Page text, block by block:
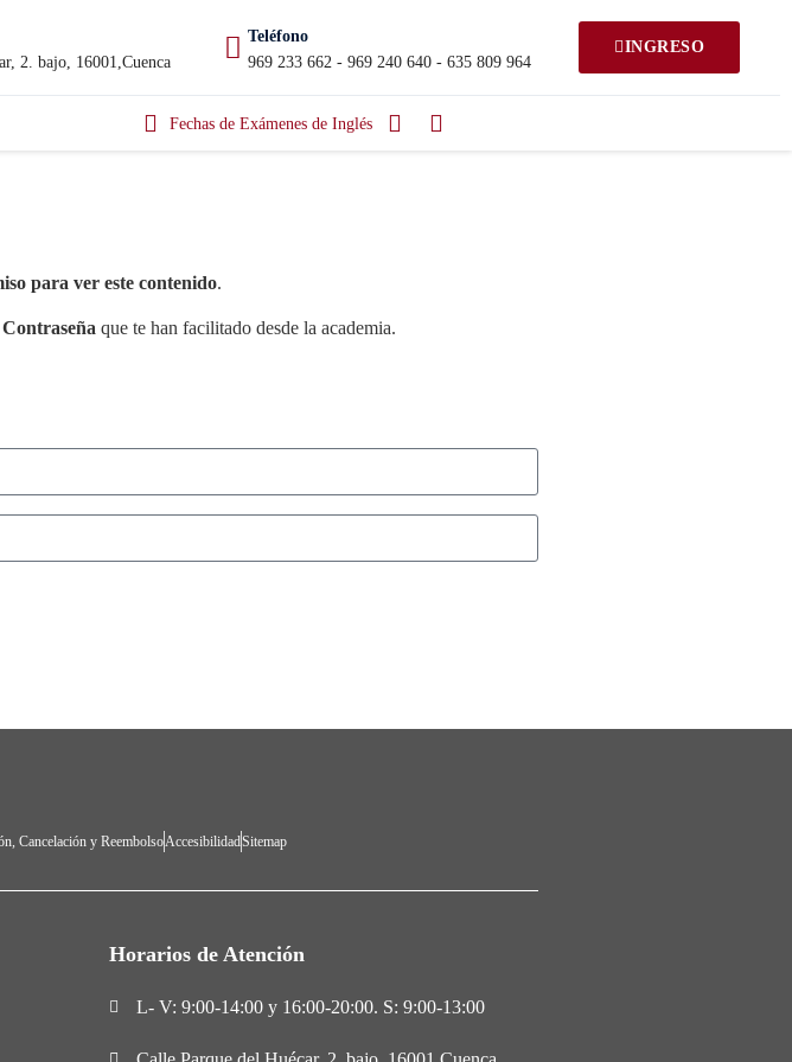
2. bajo, 16001,Cuenca
Teléfono
969 233 662 - 969 240 640 - 635 809 964
INGRESO
Fechas de Exámenes de Inglés
para ver este contenido.
Contraseña que te han facilitado desde la academia.
Cancelación y ReembolsoAccesibilidadSitemap
Horarios de Atención
L- V: 9:00-14:00 y 16:00-20:00. S: 9:00-13:00